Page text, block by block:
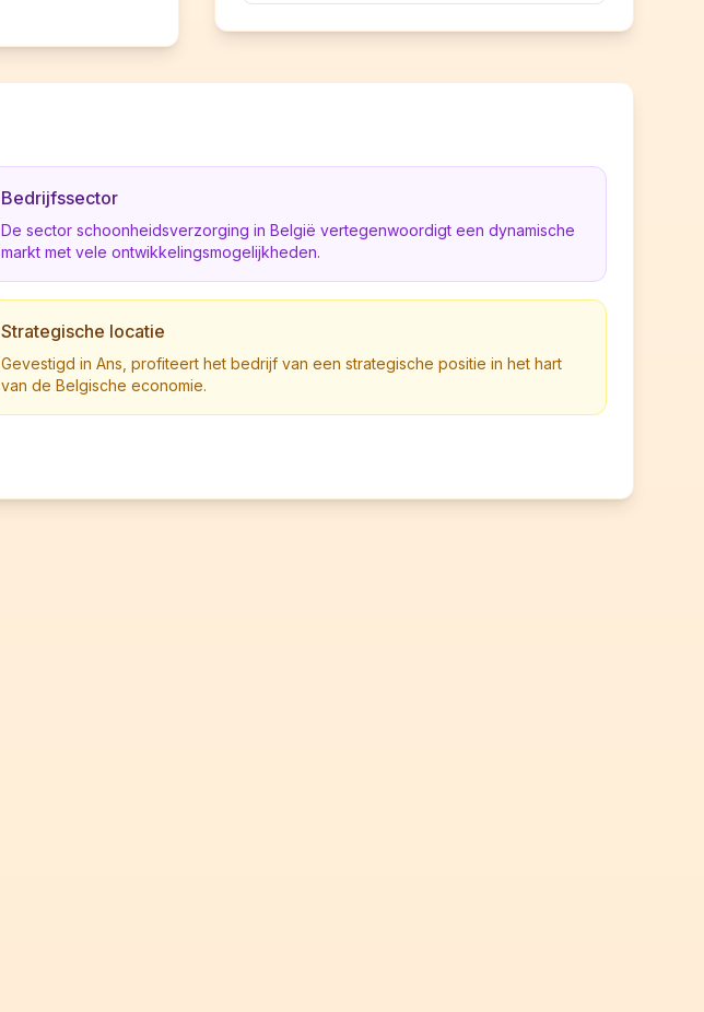
Bedrijfssector
De sector schoonheidsverzorging in België vertegenwoordigt een dynamische
markt met vele ontwikkelingsmogelijkheden.
Strategische locatie
Gevestigd in Ans, profiteert het bedrijf van een strategische positie in het hart
van de Belgische economie.